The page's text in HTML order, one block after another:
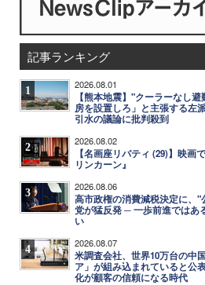
記事ランキング
1 2026.08.01
【熊本地震】"クーラーなし
房を設置しろ」と主張する左
引水の議論に批判殺到
2 2026.08.02
【名画座リバティ (29)】映
リンカーン』
3 2026.08.06
高市政権の消費減税決定に、
党が猛反発 ─ 一歩前進ではあ
い
4 2026.08.07
米調査会社、世界10万台の中
ア」が組み込まれていると公
化が顧客の信頼になる時代